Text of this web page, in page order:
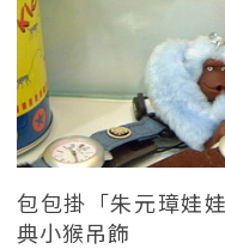
包包掛「朱元璋娃
典小猴吊飾